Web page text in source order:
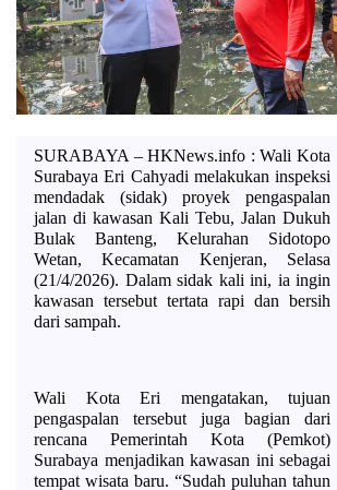
SURABAYA – HKNews.info : Wali Kota
Surabaya Eri Cahyadi melakukan inspeksi
mendadak (sidak) proyek pengaspalan
jalan di kawasan Kali Tebu, Jalan Dukuh
Bulak Banteng, Kelurahan Sidotopo
Wetan, Kecamatan Kenjeran, Selasa
(21/4/2026). Dalam sidak kali ini, ia ingin
kawasan tersebut tertata rapi dan bersih
dari sampah.
Wali Kota Eri mengatakan, tujuan
pengaspalan tersebut juga bagian dari
rencana Pemerintah Kota (Pemkot)
Surabaya menjadikan kawasan ini sebagai
tempat wisata baru. “Sudah puluhan tahun